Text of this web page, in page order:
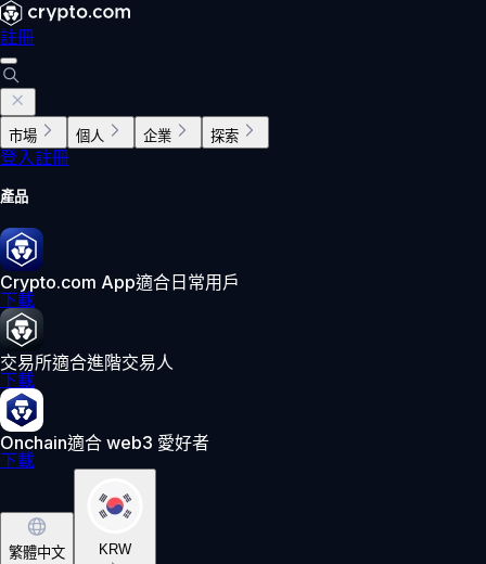
註冊
市場 個人 企業 探索
登入註冊
產品
Crypto.com App適合日常用戶
下載
交易所適合進階交易人
下載
Onchain適合 web3 愛好者
下載
繁體中文
KRW